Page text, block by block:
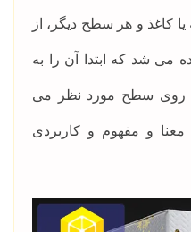
کاغذ و هر سطح دیگر، از
می شد که ابتدا آن را به
روی سطح مورد نظر می
و مفهوم و کاربردی